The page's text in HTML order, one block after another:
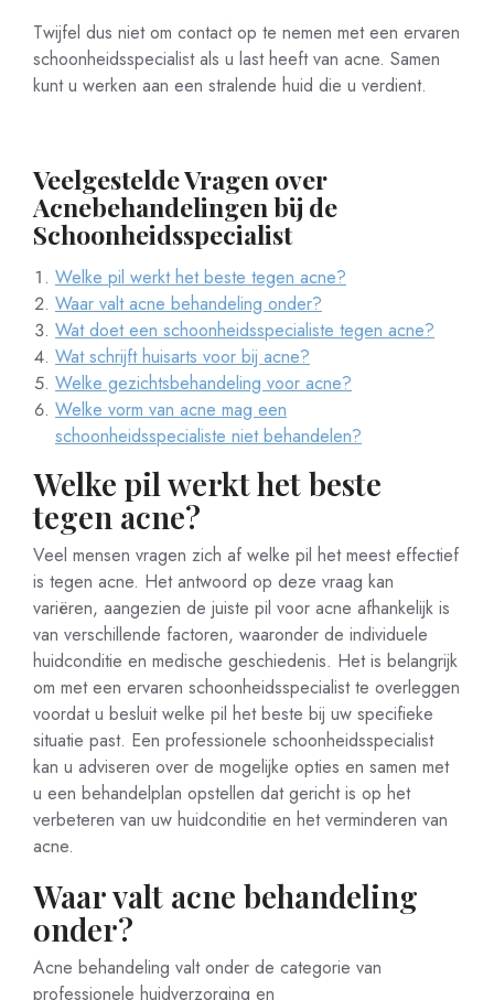
Twijfel dus niet om contact op te nemen met een ervaren
schoonheidsspecialist als u last heeft van acne. Samen
kunt u werken aan een stralende huid die u verdient.
Veelgestelde Vragen over
Acnebehandelingen bij de
Schoonheidsspecialist
Welke pil werkt het beste tegen acne?
Waar valt acne behandeling onder?
Wat doet een schoonheidsspecialiste tegen acne?
Wat schrijft huisarts voor bij acne?
Welke gezichtsbehandeling voor acne?
Welke vorm van acne mag een
schoonheidsspecialiste niet behandelen?
Welke pil werkt het beste
tegen acne?
Veel mensen vragen zich af welke pil het meest effectief
is tegen acne. Het antwoord op deze vraag kan
variëren, aangezien de juiste pil voor acne afhankelijk is
van verschillende factoren, waaronder de individuele
huidconditie en medische geschiedenis. Het is belangrijk
om met een ervaren schoonheidsspecialist te overleggen
voordat u besluit welke pil het beste bij uw specifieke
situatie past. Een professionele schoonheidsspecialist
kan u adviseren over de mogelijke opties en samen met
u een behandelplan opstellen dat gericht is op het
verbeteren van uw huidconditie en het verminderen van
acne.
Waar valt acne behandeling
onder?
Acne behandeling valt onder de categorie van
professionele huidverzorging en